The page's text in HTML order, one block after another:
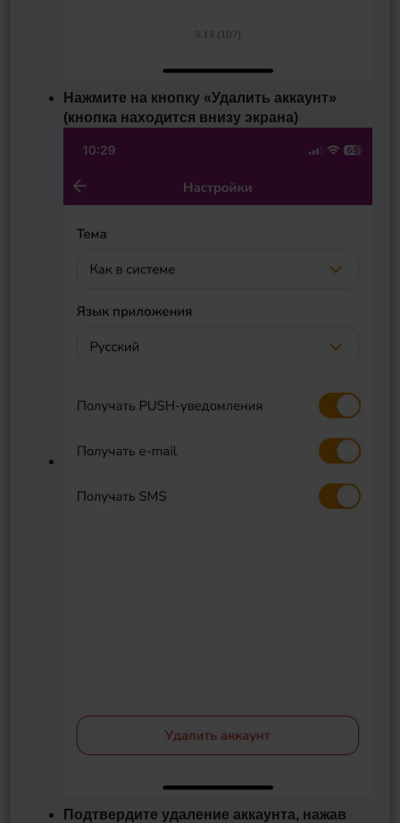
Нажмите на кнопку «Удалить аккаунт»
(кнопка находится внизу экрана)
Подтвердите удаление аккаунта, нажав